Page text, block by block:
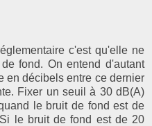
c'est qu'elle ne
fond. On entend d'autant
en décibels entre ce dernier
Fixer un seuil à 30 dB(A)
le bruit de fond est de
le bruit de fond est de 20